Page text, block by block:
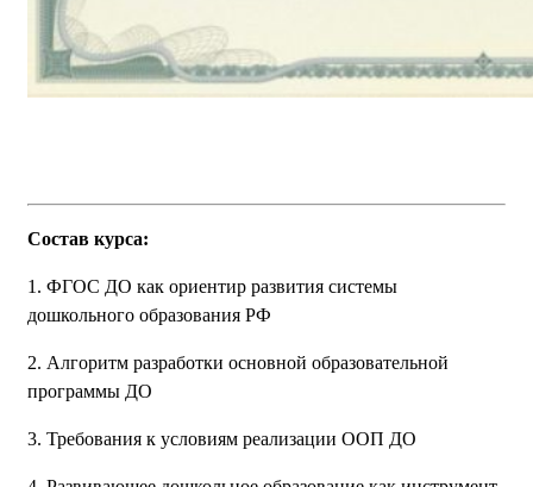
Состав курса:
1. ФГОС ДО как ориентир развития системы
дошкольного образования РФ
2. Алгоритм разработки основной образовательной
программы ДО
3. Требования к условиям реализации ООП ДО